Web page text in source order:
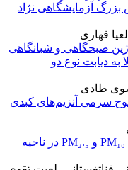
آزمایشگاهی نژاد
قهاری
صبحگاهی و شبانگاهی
به دیابت نوع دو
طادی
سرمی آنزیم‌های کبدی
ارزیابی ریسک بهداشتی ذرات معلق PM₁₀ و PM₂.₅ در ناحیه